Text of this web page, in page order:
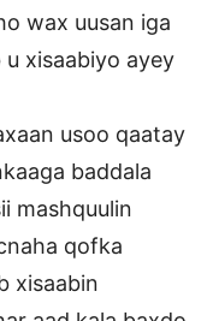
wax uusan iga
xisaabiyo ayey
usoo qaatay
baddala
mashquulin
qofka
xisaabin